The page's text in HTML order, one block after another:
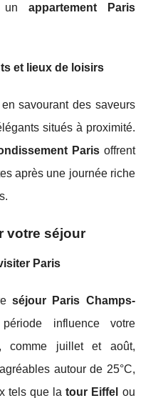
un appartement Paris
et lieux de loisirs
savourant des saveurs
situés à proximité.
Paris offrent
après une journée riche
votre séjour
Paris
séjour Paris Champs-
influence votre
comme juillet et août,
autour de 25°C,
tels que latour Eiffel ou